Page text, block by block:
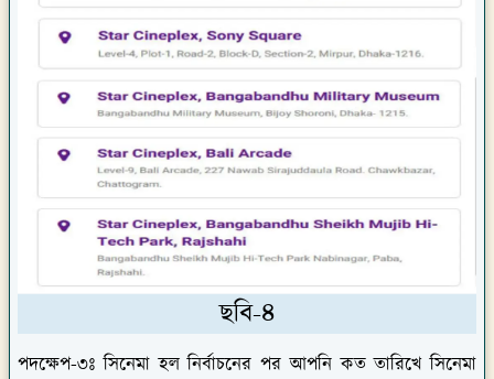
ছবি-৪
পদক্ষেপ-৩ঃ সিনেমা হল নির্বাচনের পর আপনি কত তারিখে সিনেমা